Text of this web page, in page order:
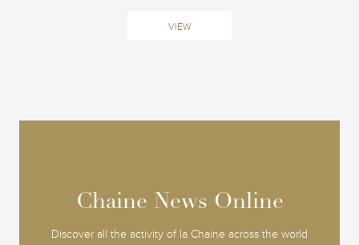
VIEW
Chaine News Online
Discover all the activity of la Chaine across the world
Chaine News Online